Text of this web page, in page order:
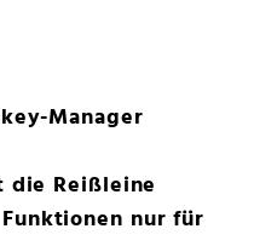
Manager
die Reißleine
nur für